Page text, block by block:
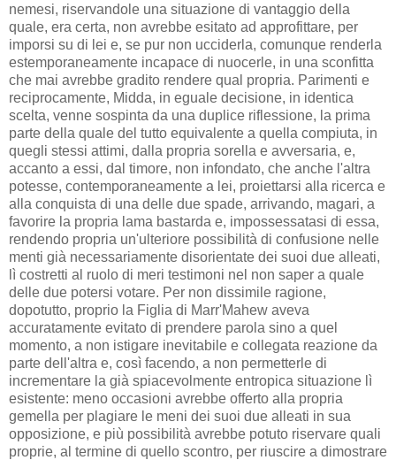
nemesi, riservandole una situazione di vantaggio della
quale, era certa, non avrebbe esitato ad approfittare, per
imporsi su di lei e, se pur non ucciderla, comunque renderla
estemporaneamente incapace di nuocerle, in una sconfitta
che mai avrebbe gradito rendere qual propria. Parimenti e
reciprocamente, Midda, in eguale decisione, in identica
scelta, venne sospinta da una duplice riflessione, la prima
parte della quale del tutto equivalente a quella compiuta, in
quegli stessi attimi, dalla propria sorella e avversaria, e,
accanto a essi, dal timore, non infondato, che anche l'altra
potesse, contemporaneamente a lei, proiettarsi alla ricerca e
alla conquista di una delle due spade, arrivando, magari, a
favorire la propria lama bastarda e, impossessatasi di essa,
rendendo propria un'ulteriore possibilità di confusione nelle
menti già necessariamente disorientate dei suoi due alleati,
lì costretti al ruolo di meri testimoni nel non saper a quale
delle due potersi votare. Per non dissimile ragione,
dopotutto, proprio la Figlia di Marr'Mahew aveva
accuratamente evitato di prendere parola sino a quel
momento, a non istigare inevitabile e collegata reazione da
parte dell'altra e, così facendo, a non permetterle di
incrementare la già spiacevolmente entropica situazione lì
esistente: meno occasioni avrebbe offerto alla propria
gemella per plagiare le meni dei suoi due alleati in sua
opposizione, e più possibilità avrebbe potuto riservare quali
proprie, al termine di quello scontro, per riuscire a dimostrare